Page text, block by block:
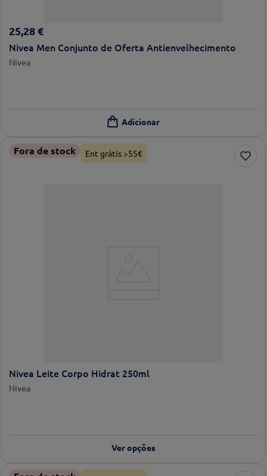
25,28 €
Nivea Men Conjunto de Oferta Antienvelhecimento
Nivea
Fora de stock Ent grátis >55€
Nivea Leite Corpo Hidrat 250ml
Nivea
Ver opções